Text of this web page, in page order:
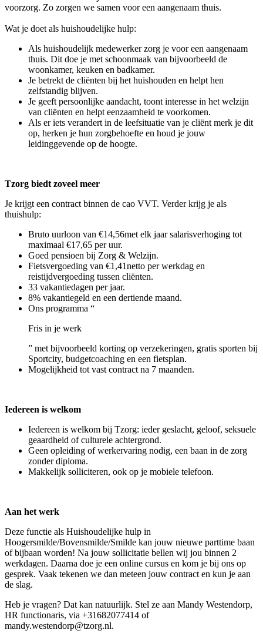
voorzorg. Zo zorgen we samen voor een aangenaam thuis.
Wat je doet als huishoudelijke hulp:
Als huishoudelijk medewerker zorg je voor een aangenaam
thuis. Dit doe je met schoonmaak van bijvoorbeeld de
woonkamer, keuken en badkamer.
Je betrekt de cliënten bij het huishouden en helpt hen
zelfstandig blijven.
Je geeft persoonlijke aandacht, toont interesse in het welzijn
van cliënten en helpt eenzaamheid te voorkomen.
Als er iets verandert in de leefsituatie van je cliënt merk je dit
op, herken je hun zorgbehoefte en houd je jouw
leidinggevende op de hoogte.
Tzorg biedt zoveel meer
Je krijgt een contract binnen de cao VVT. Verder krijg je als
thuishulp:
Bruto uurloon van €14,56met elk jaar salarisverhoging tot
maximaal €17,65 per uur.
Goed pensioen bij Zorg & Welzijn.
Fietsvergoeding van €1,41netto per werkdag en
reistijdvergoeding tussen cliënten.
33 vakantiedagen per jaar.
8% vakantiegeld en een dertiende maand.
Ons programma “
Fris in je werk
” met bijvoorbeeld korting op verzekeringen, gratis sporten bij
Sportcity, budgetcoaching en een fietsplan.
Mogelijkheid tot vast contract na 7 maanden.
Iedereen is welkom
Iedereen is welkom bij Tzorg: ieder geslacht, geloof, seksuele
geaardheid of culturele achtergrond.
Geen opleiding of werkervaring nodig, een baan in de zorg
zonder diploma.
Makkelijk solliciteren, ook op je mobiele telefoon.
Aan het werk
Deze functie als Huishoudelijke hulp in
Hoogersmilde/Bovensmilde/Smilde kan jouw nieuwe parttime baan
of bijbaan worden! Na jouw sollicitatie bellen wij jou binnen 2
werkdagen. Daarna doe je een online cursus en kom je bij ons op
gesprek. Vaak tekenen we dan meteen jouw contract en kun je aan
de slag.
Heb je vragen? Dat kan natuurlijk. Stel ze aan Mandy Westendorp,
HR functionaris, via +31682077414 of
mandy.westendorp@tzorg.nl.